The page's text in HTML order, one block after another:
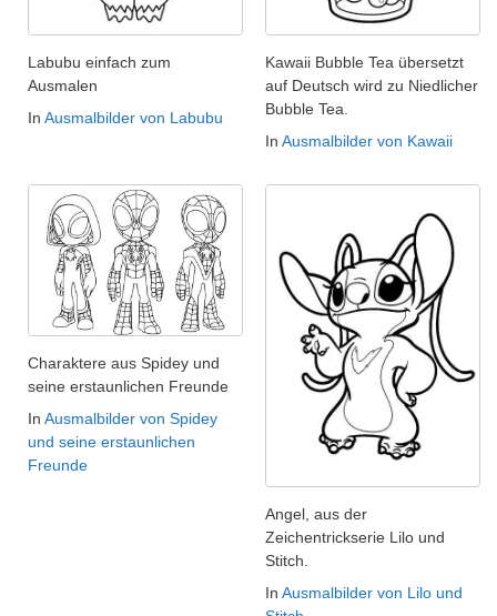
Labubu einfach zum
Ausmalen
In Ausmalbilder von Labubu
Kawaii Bubble Tea übersetzt
auf Deutsch wird zu Niedlicher
Bubble Tea.
In Ausmalbilder von Kawaii
Charaktere aus Spidey und
seine erstaunlichen Freunde
In Ausmalbilder von Spidey
und seine erstaunlichen
Freunde
Angel, aus der
Zeichentrickserie Lilo und
Stitch.
In Ausmalbilder von Lilo und